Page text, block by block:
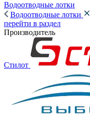
Водоотводные лотки
Водоотводные лотки
перейти в раздел
Производитель
Стилот